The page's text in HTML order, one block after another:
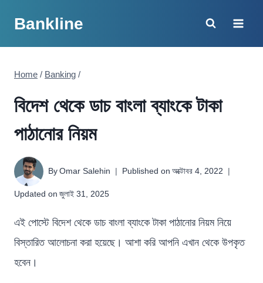
content
Bankline
Home / Banking /
বিদেশ থেকে ডাচ বাংলা ব্যাংকে টাকা
পাঠানোর নিয়ম
ByOmar Salehin Published on অক্টোবর 4, 2022
Updated on জুলাই 31, 2025
এই পোস্টে বিদেশ থেকে ডাচ বাংলা ব্যাংকে টাকা পাঠানোর নিয়ম নিয়ে
বিস্তারিত আলোচনা করা হয়েছে। আশা করি আপনি এখান থেকে উপকৃত
হবেন।